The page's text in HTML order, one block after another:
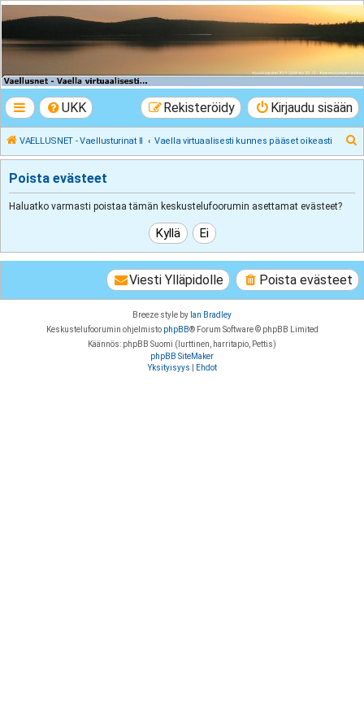
VAELLUSNET -
Vaellusturinat II
UKK Kirjaudu sisään
Rekisteröidy
VAELLUSNET - Vaellusturinat II Vaella virtuaalisesti kunnes pääset oikeasti
t
Poista evästeet
Haluatko varmasti poistaa tämän keskustelufoorumin asettamat evästeet?
Poista evästeet
Viesti Ylläpidolle
Breeze style by Ian Bradley
Keskustelufoorumin ohjelmisto phpBB® Forum Software © phpBB Limited
Käännös: phpBB Suomi (lurttinen, harritapio, Pettis)
phpBB SiteMaker
Yksityisyys
Ehdot